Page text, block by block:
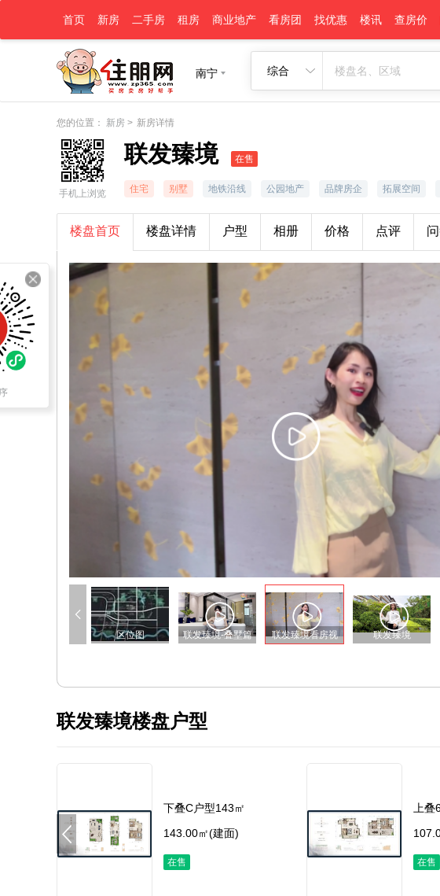
首页 新房 二手房 租房 商业地产 看房团 找优惠 楼讯 查房价
南宁 综合
您的位置： 新房 > 新房详情
手机上浏览
联发臻境 在售
住宅 别墅 地铁沿线 公园地产 品牌房企 拓展空间
楼盘首页 楼盘详情 户型 相册 价格 点评
区位图 联发臻境-叠墅篇
联发臻境看房视
联发臻境
联发臻境楼盘户型
下叠C户型143㎡
143.00㎡(建面)
在售
上叠
在售